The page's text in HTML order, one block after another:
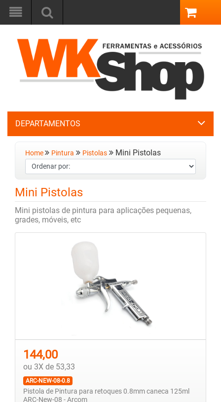
DEPARTAMENTOS
Home Pintura Pistolas Mini Pistolas
Mini Pistolas
Mini pistolas de pintura para aplicações pequenas,
grades, móveis, etc
144,00
ou 3X de 53,33
ARC-NEW-08-0.8
Pistola de Pintura para retoques 0.8mm caneca 125ml
ARC-New-08 - Arcom